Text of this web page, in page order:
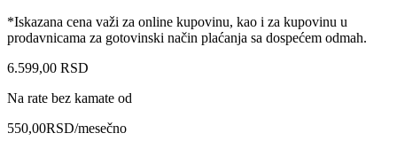
*Iskazana cena važi za online kupovinu, kao i za kupovinu u
prodavnicama za gotovinski način plaćanja sa dospećem odmah.
6.599,00 RSD
Na rate bez kamate od
550,00RSD/mesečno